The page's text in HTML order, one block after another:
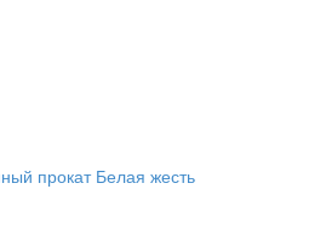
прокат Белая жесть